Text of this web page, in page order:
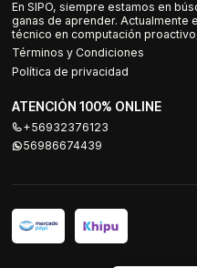
En SIPO, siempre estamos en
ganas de aprender. Actualmente
técnico en computación
Términos y Condiciones
Política de privacidad
ATENCIÓN 100% ONLINE
+56932376123
56986674439